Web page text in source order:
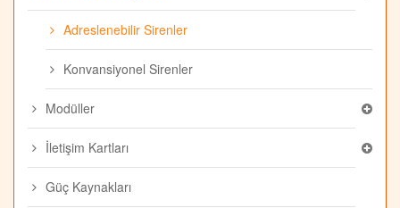
Adreslenebilir Sirenler
Konvansiyonel Sirenler
Modüller
İletişim Kartları
Güç Kaynakları